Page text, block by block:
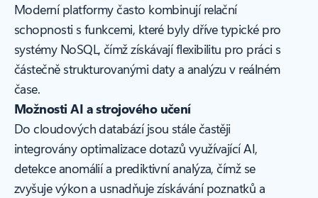
Moderní platformy často kombinují relační
schopnosti s funkcemi, které byly dříve typické pro
systémy NoSQL, čímž získávají flexibilitu pro práci s
částečně strukturovanými daty a analýzu v reálném
čase.
Možnosti AI a strojového učení
Do cloudových databází jsou stále častěji
integrovány optimalizace dotazů využívající AI,
detekce anomálií a prediktivní analýza, čímž se
zvyšuje výkon a usnadňuje získávání poznatků a